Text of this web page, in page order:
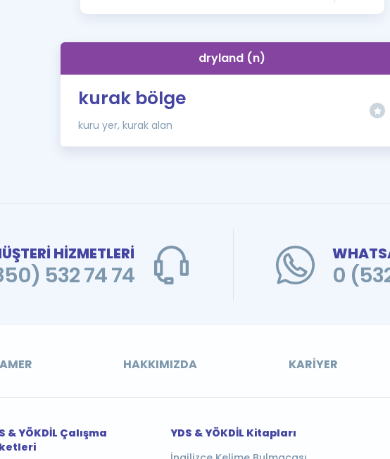
İngilizce Gramer
dryland (n)
kurak bölge
kuru yer, kurak alan
HİZMETLERİ
532 74 74 0
HAKKIMIZDA KARIYER
& YÖKDİL Çalışma
YDS & YÖKDİL Kitapları